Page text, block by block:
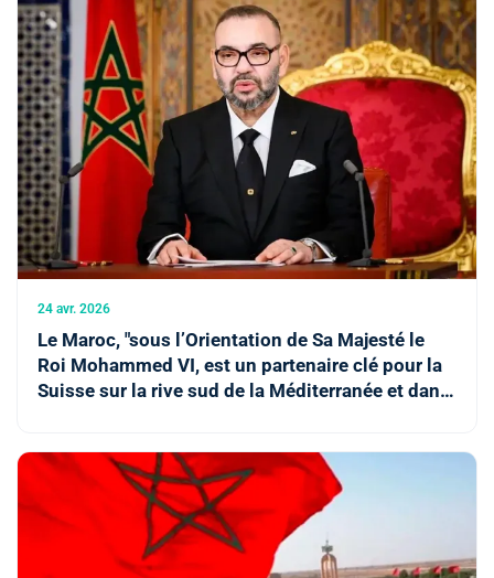
24 avr. 2026
Le Maroc, "sous l’Orientation de Sa Majesté le
Roi Mohammed VI, est un partenaire clé pour la
Suisse sur la rive sud de la Méditerranée et dans